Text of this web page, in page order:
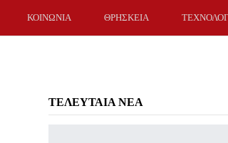
ΚΟΙΝΩΝΙΑ ΘΡΗΣΚΕΙΑ
ΤΕΛΕΥΤΑΙΑ ΝΕΑ